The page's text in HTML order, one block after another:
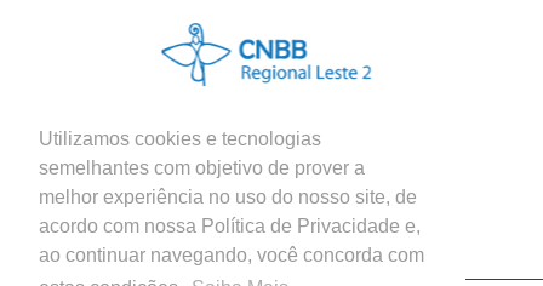
Utilizamos cookies e tecnologias
semelhantes com objetivo de prover a
melhor experiência no uso do nosso site, de
acordo com nossa Política de Privacidade e,
ao continuar navegando, você concorda com
Siga nossas Redes Sociais